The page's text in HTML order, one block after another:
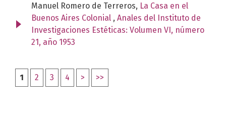
Manuel Romero de Terreros, La Casa en el
Buenos Aires Colonial , Anales del Instituto de
Investigaciones Estéticas: Volumen VI, número
21, año 1953
1 2 3 4 > >>